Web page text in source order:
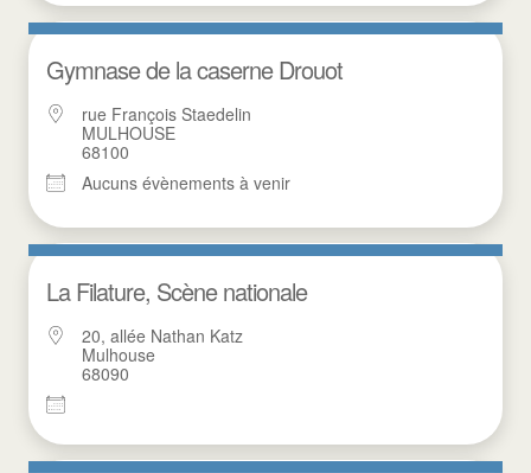
Gymnase de la caserne Drouot
rue François Staedelin
MULHOUSE
68100
Aucuns évènements à venir
La Filature, Scène nationale
20, allée Nathan Katz
Mulhouse
68090